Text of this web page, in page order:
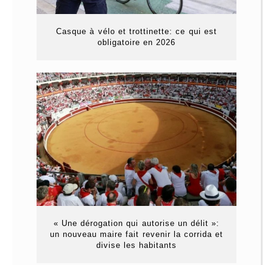
Casque à vélo et trottinette: ce qui est
obligatoire en 2026
« Une dérogation qui autorise un délit »:
un nouveau maire fait revenir la corrida et
divise les habitants